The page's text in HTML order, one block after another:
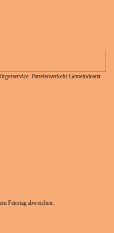
Parteienverkehr Gemeindeamt
Feiertag abweichen.